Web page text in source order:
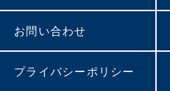
お問い合わせ
プライバシーポリシー